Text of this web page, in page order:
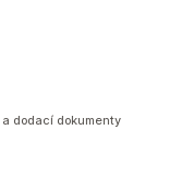
dodací dokumenty